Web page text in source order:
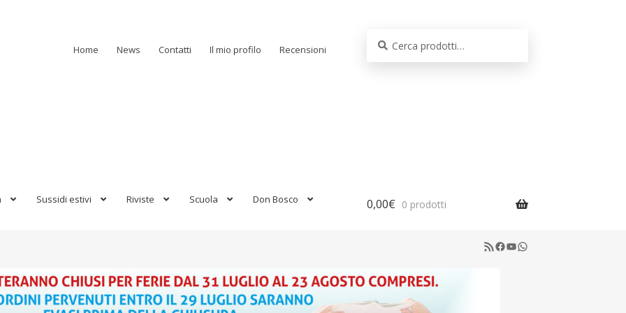
Home News Contatti Il mio profilo Recensioni
Sussidi estivi Riviste Scuola Don Bosco 0,00€ 0 prodotti
RSS Feed
Facebook
YouTube
WhatsApp